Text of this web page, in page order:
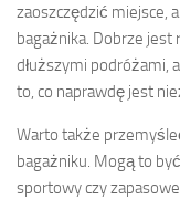
zaoszczędzić miejsce,
bagażnika. Dobrze
dłuższymi podróżami,
to, co naprawdę jest
Warto także
bagażniku. Mogą to
sportowy czy